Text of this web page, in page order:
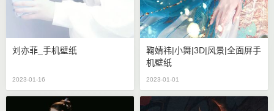
刘亦菲_手机壁纸
2023-01-16
鞠婧祎|小舞|3D|风景|全面屏手
机壁纸
2023-01-01